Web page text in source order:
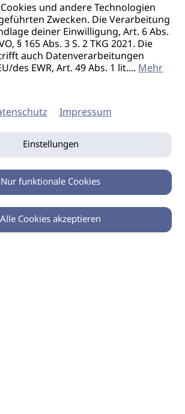
0
und andere Technologien
Zwecken. Die Verarbeitung
deiner Einwilligung, Art. 6 Abs.
§ 165 Abs. 3 S. 2 TKG 2021. Die
auch Datenverarbeitungen
des EWR, Art. 49 Abs. 1 lit....Mehr
Impressum
Einstellungen
Nur funktionale Cookies
Alle Cookies akzeptieren